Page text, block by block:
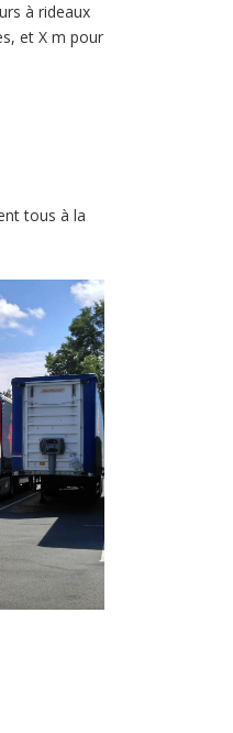
à rideaux
et X m pour
tous à la